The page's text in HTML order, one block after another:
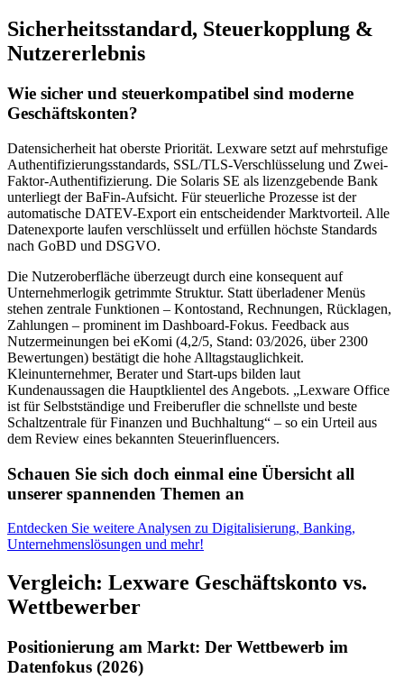
Sicherheitsstandard, Steuerkopplung &
Nutzererlebnis
Wie sicher und steuerkompatibel sind moderne
Geschäftskonten?
Datensicherheit hat oberste Priorität. Lexware setzt auf mehrstufige
Authentifizierungsstandards, SSL/TLS-Verschlüsselung und Zwei-
Faktor-Authentifizierung. Die Solaris SE als lizenzgebende Bank
unterliegt der BaFin-Aufsicht. Für steuerliche Prozesse ist der
automatische DATEV-Export ein entscheidender Marktvorteil. Alle
Datenexporte laufen verschlüsselt und erfüllen höchste Standards
nach GoBD und DSGVO.
Die Nutzeroberfläche überzeugt durch eine konsequent auf
Unternehmerlogik getrimmte Struktur. Statt überladener Menüs
stehen zentrale Funktionen – Kontostand, Rechnungen, Rücklagen,
Zahlungen – prominent im Dashboard-Fokus. Feedback aus
Nutzermeinungen bei eKomi (4,2/5, Stand: 03/2026, über 2300
Bewertungen) bestätigt die hohe Alltagstauglichkeit.
Kleinunternehmer, Berater und Start-ups bilden laut
Kundenaussagen die Hauptklientel des Angebots. „Lexware Office
ist für Selbstständige und Freiberufler die schnellste und beste
Schaltzentrale für Finanzen und Buchhaltung“ – so ein Urteil aus
dem Review eines bekannten Steuerinfluencers.
Schauen Sie sich doch einmal eine Übersicht all
unserer spannenden Themen an
Entdecken Sie weitere Analysen zu Digitalisierung, Banking,
Unternehmenslösungen und mehr!
Vergleich: Lexware Geschäftskonto vs.
Wettbewerber
Positionierung am Markt: Der Wettbewerb im
Datenfokus (2026)